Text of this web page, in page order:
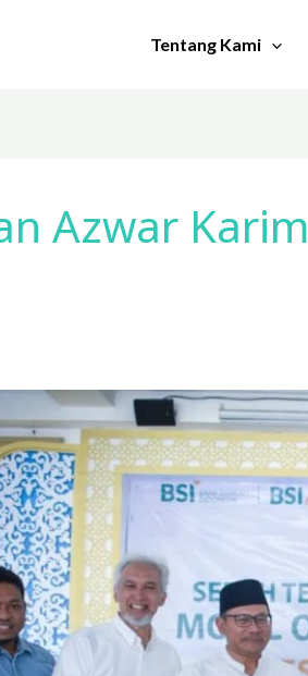
Tentang Kami
Azwar Karim